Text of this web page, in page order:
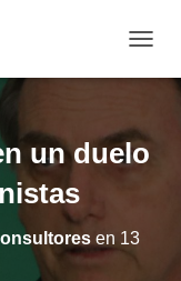
A
I
A
un duelo
en 13